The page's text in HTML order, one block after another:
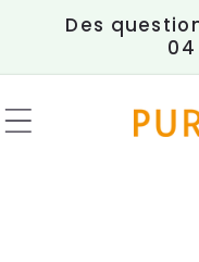
passer
contenu
Des
04